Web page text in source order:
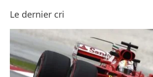
Le dernier cri